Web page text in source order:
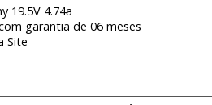
19.5V 4.74a
garantia de 06 meses
Site